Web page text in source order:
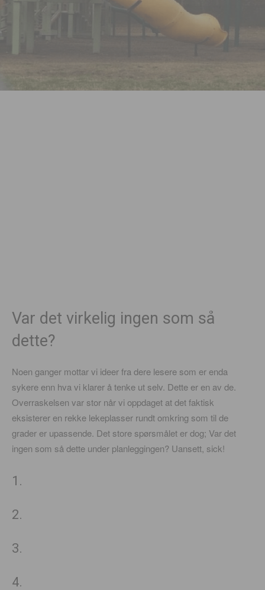
Var det virkelig ingen som så
dette?
Noen ganger mottar vi ideer fra dere lesere som er enda
sykere enn hva vi klarer å tenke ut selv. Dette er en av de.
Overraskelsen var stor når vi oppdaget at det faktisk
eksisterer en rekke lekeplasser rundt omkring som til de
grader er upassende. Det store spørsmålet er dog; Var det
ingen som så dette under planleggingen? Uansett, sick!
1.
2.
3.
4.